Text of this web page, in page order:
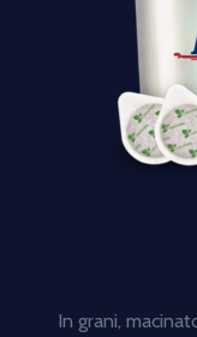
In grani,